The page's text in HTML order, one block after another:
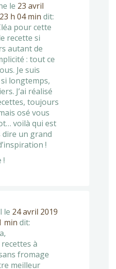
le 23 avril
h 04 min dit:
pour cette
recette si
autant de
: tout ce
Je suis
longtemps,
J’ai réalisé
toujours
osé vous
voilà qui est
un grand
!
!
le 24 avril 2019
min dit:
à
fromage
meilleur